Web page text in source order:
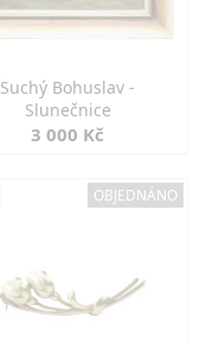
Suchý Bohuslav -
Slunečnice
3 000 Kč
OBJEDNÁNO